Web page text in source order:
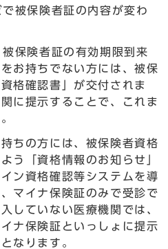
被保険者証の内容が変わ
保険者証の有効期限到来
お持ちでない方には、被保
格確認書」が交付されま
に提示することで、これま
ちの方には、被保険者資格
う「資格情報のお知らせ」
ン資格確認等システムを導
マイナ保険証のみで受診で
していない医療機関では、
ナ保険証といっしょに提示
なります。